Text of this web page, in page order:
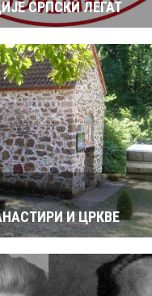
СРПСКИ ЛЕГАТ
И ЦРКВЕ